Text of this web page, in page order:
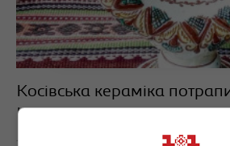
Косівська кераміка
ЮНЕСКО